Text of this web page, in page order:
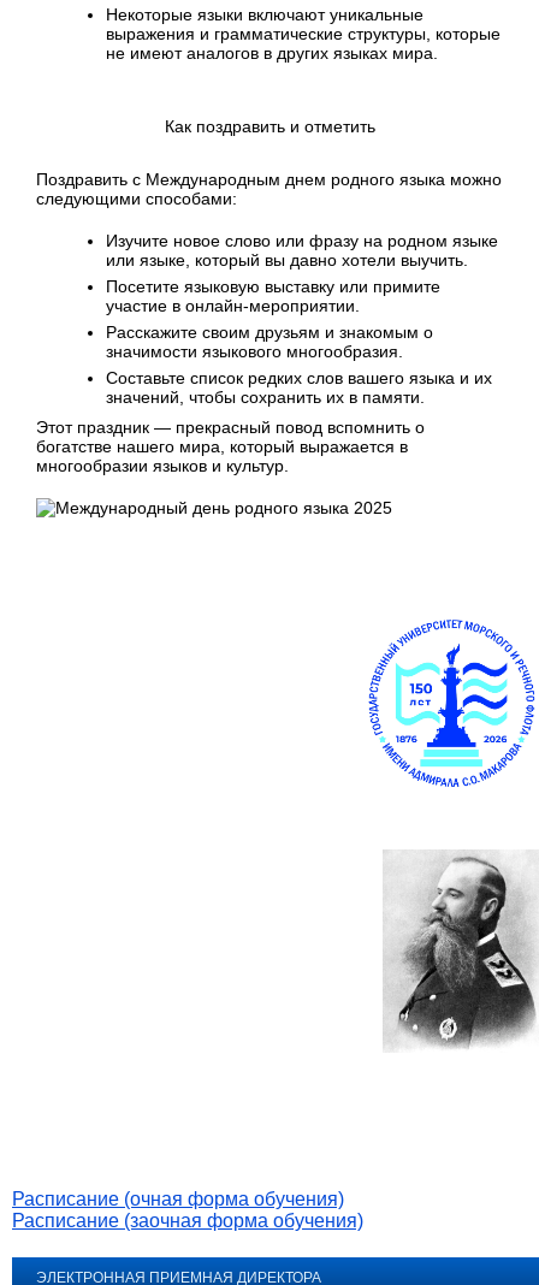
Некоторые языки включают уникальные
выражения и грамматические структуры, которые
не имеют аналогов в других языках мира.
Как поздравить и отметить
Поздравить с Международным днем родного языка можно
следующими способами:
Изучите новое слово или фразу на родном языке
или языке, который вы давно хотели выучить.
Посетите языковую выставку или примите
участие в онлайн-мероприятии.
Расскажите своим друзьям и знакомым о
значимости языкового многообразия.
Составьте список редких слов вашего языка и их
значений, чтобы сохранить их в памяти.
Этот праздник — прекрасный повод вспомнить о
богатстве нашего мира, который выражается в
многообразии языков и культур.
Расписание (очная форма обучения)
Расписание (заочная форма обучения)
ЭЛЕКТРОННАЯ ПРИЕМНАЯ ДИРЕКТОРА